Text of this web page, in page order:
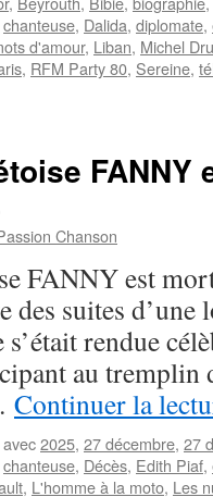
chanteuse, Dalida, diplomate,
d'amour, Liban, Michel
, RFM Party 80, Sereine,
FANNY
Chanson
FANNY est
des suites
rendue
au tremplin
Continuer la
2025, 27 décembre, 27
chanteuse, Décès, Edith Piaf,
, L'homme à la moto, Les